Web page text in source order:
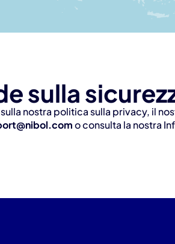
sulla
nostra politica sulla privacy, il
o consulta la nostra